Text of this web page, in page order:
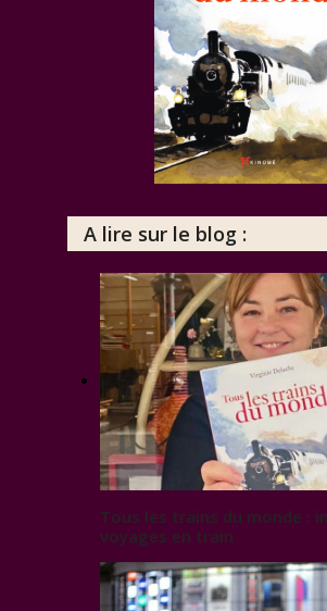
A lire sur le blog :
Tous les trains du monde :
voyages en train